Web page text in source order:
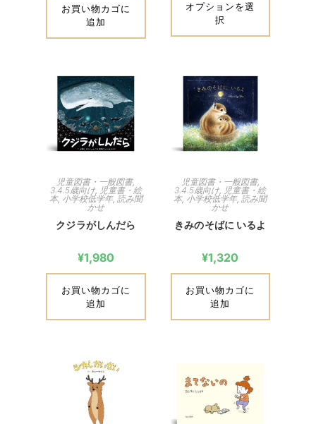
お買い物カゴに
追加
オプションを選
択
児童図書・一般図書,
3.4.5歳向け, 児童書・絵
本, 小学校低学年, 読み聞
かせ
クジラがしんだら
¥1,980
お買い物カゴに
追加
児童図書・一般図書,
3.4.5歳向け, 児童書・絵
本, 小学校低学年,読み聞
かせ
きみのそばに いるよ
¥1,320
お買い物カゴに
追加